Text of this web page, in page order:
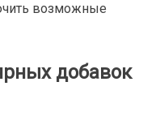
возможные
добавок